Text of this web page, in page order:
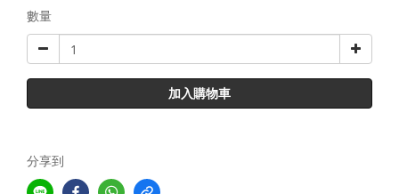
數量
加入購物車
分享到